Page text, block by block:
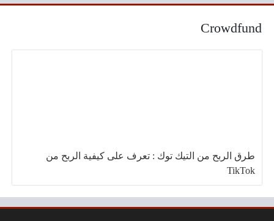
Crowdfund
طرق الربح من التيك توك : تعرف على كيفية الربح من
TikTok